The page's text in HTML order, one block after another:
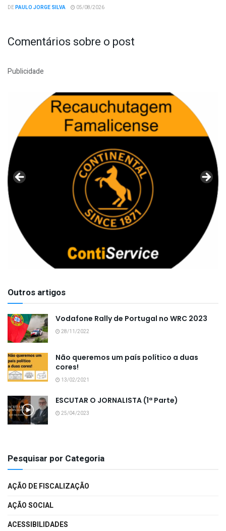
DEPAULO JORGE SILVA 05/08/2026
Comentários sobre o post
Publicidade
Outros artigos
Vodafone Rally de Portugal no WRC 2023
28/11/2022
Não queremos um país político a duas
cores!
13/02/2021
ESCUTAR O JORNALISTA (1ª Parte)
25/04/2023
Pesquisar por Categoria
AÇÃO DE FISCALIZAÇÃO
AÇÃO SOCIAL
ACESSIBILIDADES